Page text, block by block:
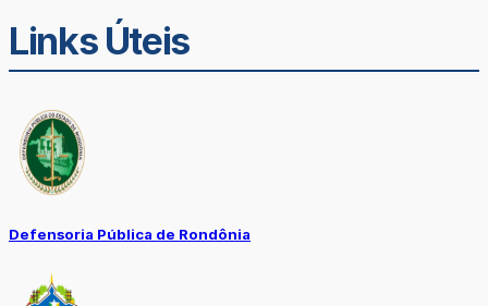
Links Úteis
Defensoria Pública de Rondônia